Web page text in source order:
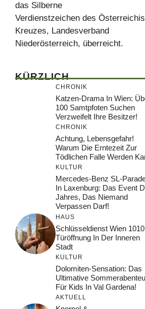
das Silberne
Verdienstzeichen des
Kreuzes, Landesverband
Niederösterreich, überreicht.
KÜRZLICH
CHRONIK
Katzen-Drama In Wien:
100 Samtpfoten Suchen
Verzweifelt Ihre Besitzer!
CHRONIK
Achtung, Lebensgefahr!
Warum Die Erntezeit Zur
Tödlichen Falle Werden
KULTUR
Mercedes-Benz SL-
In Laxenburg: Das Event
Jahres, Das Niemand
Verpassen Darf!
HAUS
Schlüsseldienst Wien
Türöffnung In Der Inneren
Stadt
KULTUR
Dolomiten-Sensation: Das
Ultimative
Für Kids In Val Gardena!
AKTUELL